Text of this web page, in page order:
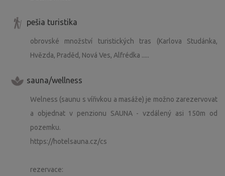
pešia turistika
obrovské množství turistických tras (Karlova Studánka,
Hvězda, Praděd, Nová Ves, Alfrédka .....
sauna/wellness
Welness (saunu s vířivkou a masáže) je možno zarezervovat
a objednat v penzionu SAUNA - vzdálený asi 150m od
pozemku.
https://hotelsauna.cz/cs
rezervace: